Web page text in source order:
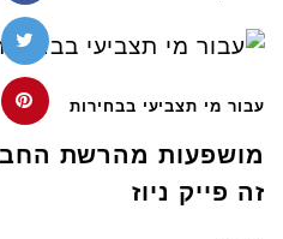
עבור מי תצביעי בבחירות
מושפעות מהרשת
זה פייק ניוז